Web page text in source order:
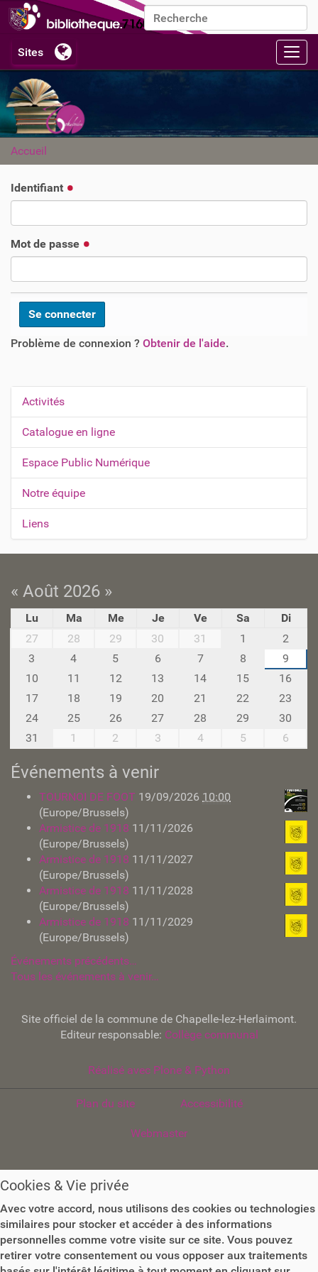
Chercher par
Recherche avancée…
Accueil
Identifiant
Mot de passe
Problème de connexion ? Obtenir de l'aide.
N
a
v
i
g
a
t
i
n
Activités
Catalogue en ligne
Espace Public Numérique
Notre équipe
Liens
« Août 2026 »
Lu Ma Me Je Ve Sa
Di
27
28 29 30 31 1
2
3
4 5 6 7 8
9
10
11 12 13 14 15
16
17
18 19 20 21 22
23
24
25 26 27 28 29
30
31
1 2 3 4 5 6
Événements à venir
TOURNOI DE FOOT 19/09/2026 10:00
(Europe/Brussels)
Armistice de 1918 11/11/2026
(Europe/Brussels)
Armistice de 1918 11/11/2027
(Europe/Brussels)
Armistice de 1918 11/11/2028
(Europe/Brussels)
Armistice de 1918 11/11/2029
(Europe/Brussels)
Événements précédents…
Tous les événements à venir…
Site officiel de la commune de Chapelle-lez-Herlaimont.
Editeur responsable: Collège communal
Réalisé avec Plone & Python
Plan du site Accessibilité
Webmaster
Cookies & Vie privée
Avec votre accord, nous utilisons des cookies ou technologies
similaires pour stocker et accéder à des informations
personnelles comme votre visite sur ce site. Vous pouvez
retirer votre consentement ou vous opposer aux traitements